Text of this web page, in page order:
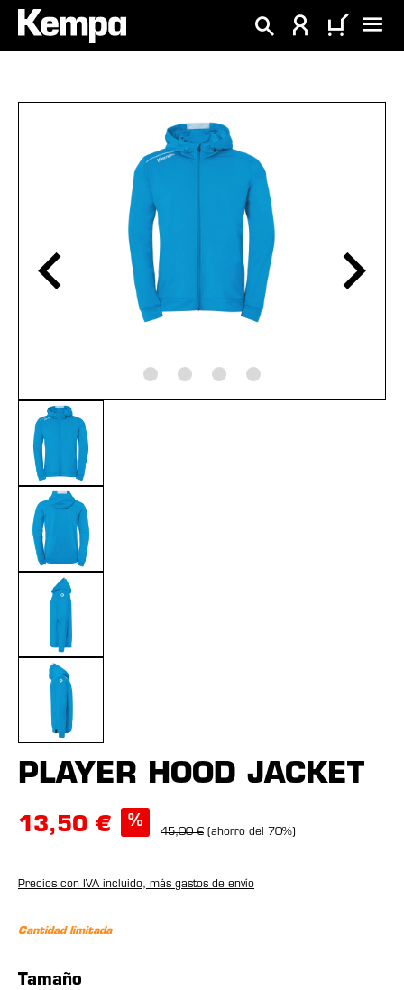
principal
PLAYER HOOD JACKET
13,50 € %
45,00 € (ahorro del 70%)
Precios con IVA incluido, más gastos de envío
Cantidad limitada
Seleccione
Tamaño